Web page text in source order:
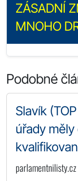
ZÁSADNÍ
MNOHO
Podobné
Slavík
úřady